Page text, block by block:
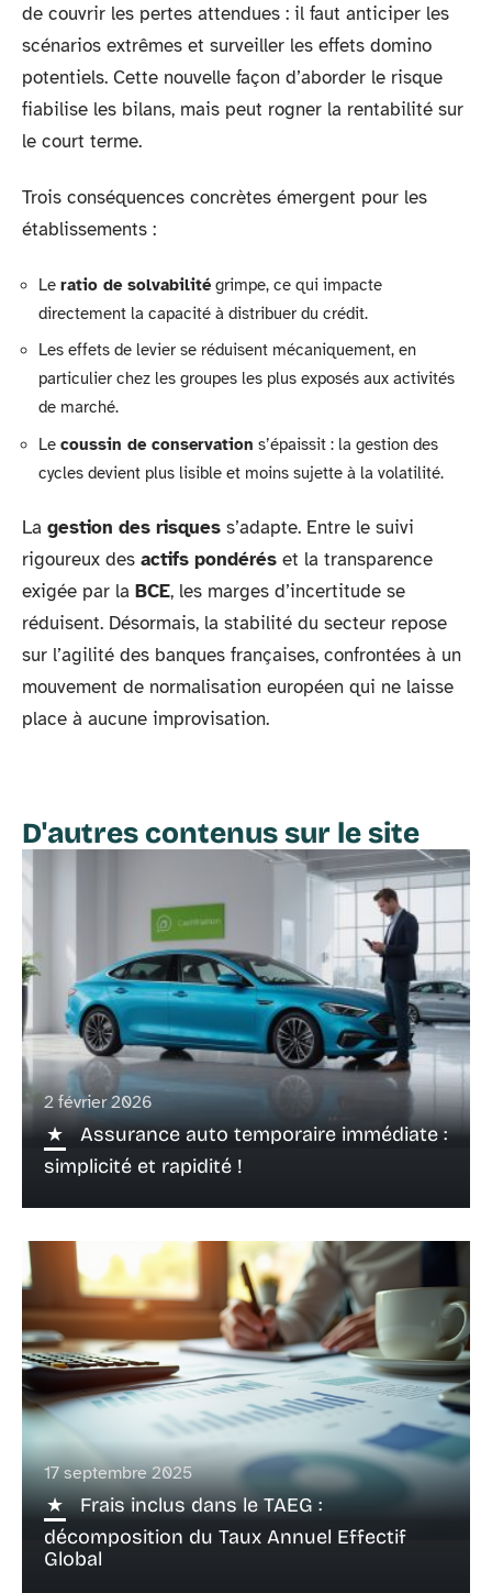
de couvrir les pertes attendues : il faut anticiper les
scénarios extrêmes et surveiller les effets domino
potentiels. Cette nouvelle façon d’aborder le risque
fiabilise les bilans, mais peut rogner la rentabilité sur
le court terme.
Trois conséquences concrètes émergent pour les
établissements :
Le ratio de solvabilitégrimpe, ce qui impacte
directement la capacité à distribuer du crédit.
Les effets de levier se réduisent mécaniquement, en
particulier chez les groupes les plus exposés aux activités
de marché.
Le coussin de conservation s’épaissit : la gestion des
cycles devient plus lisible et moins sujette à la volatilité.
La gestion des risques s’adapte. Entre le suivi
rigoureux des actifs pondérés et la transparence
exigée par la BCE, les marges d’incertitude se
réduisent. Désormais, la stabilité du secteur repose
sur l’agilité des banques françaises, confrontées à un
mouvement de normalisation européen qui ne laisse
place à aucune improvisation.
D'autres contenus sur le site
2 février 2026
Assurance auto temporaire immédiate :
simplicité et rapidité !
17 septembre 2025
Frais inclus dans le TAEG :
décomposition du Taux Annuel Effectif
Global